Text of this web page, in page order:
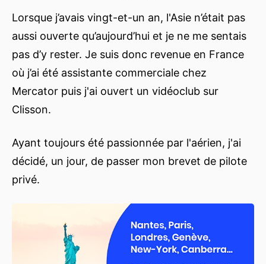
Lorsque j’avais vingt-et-un an, l'Asie n’était pas
aussi ouverte qu’aujourd’hui et je ne me sentais
pas d’y rester. Je suis donc revenue en France
où j’ai été assistante commerciale chez
Mercator puis j'ai ouvert un vidéoclub sur
Clisson.
Ayant toujours été passionnée par l'aérien, j'ai
décidé, un jour, de passer mon brevet de pilote
privé.